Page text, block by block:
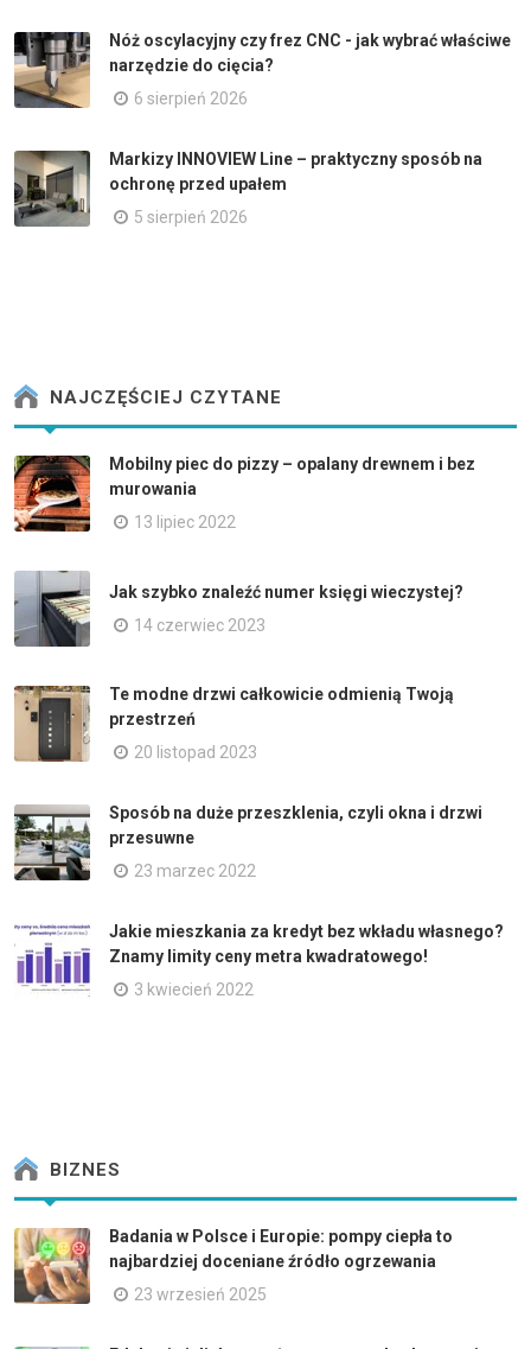
Nóż oscylacyjny czy frez CNC - jak wybrać właściwe
narzędzie do cięcia?
6 sierpień 2026
Markizy INNOVIEW Line – praktyczny sposób na
ochronę przed upałem
5 sierpień 2026
NAJCZĘŚCIEJ CZYTANE
Mobilny piec do pizzy – opalany drewnem i bez
murowania
13 lipiec 2022
Jak szybko znaleźć numer księgi wieczystej?
14 czerwiec 2023
Te modne drzwi całkowicie odmienią Twoją
przestrzeń
20 listopad 2023
Sposób na duże przeszklenia, czyli okna i drzwi
przesuwne
23 marzec 2022
Jakie mieszkania za kredyt bez wkładu własnego?
Znamy limity ceny metra kwadratowego!
3 kwiecień 2022
BIZNES
Badania w Polsce i Europie: pompy ciepła to
najbardziej doceniane źródło ogrzewania
23 wrzesień 2025